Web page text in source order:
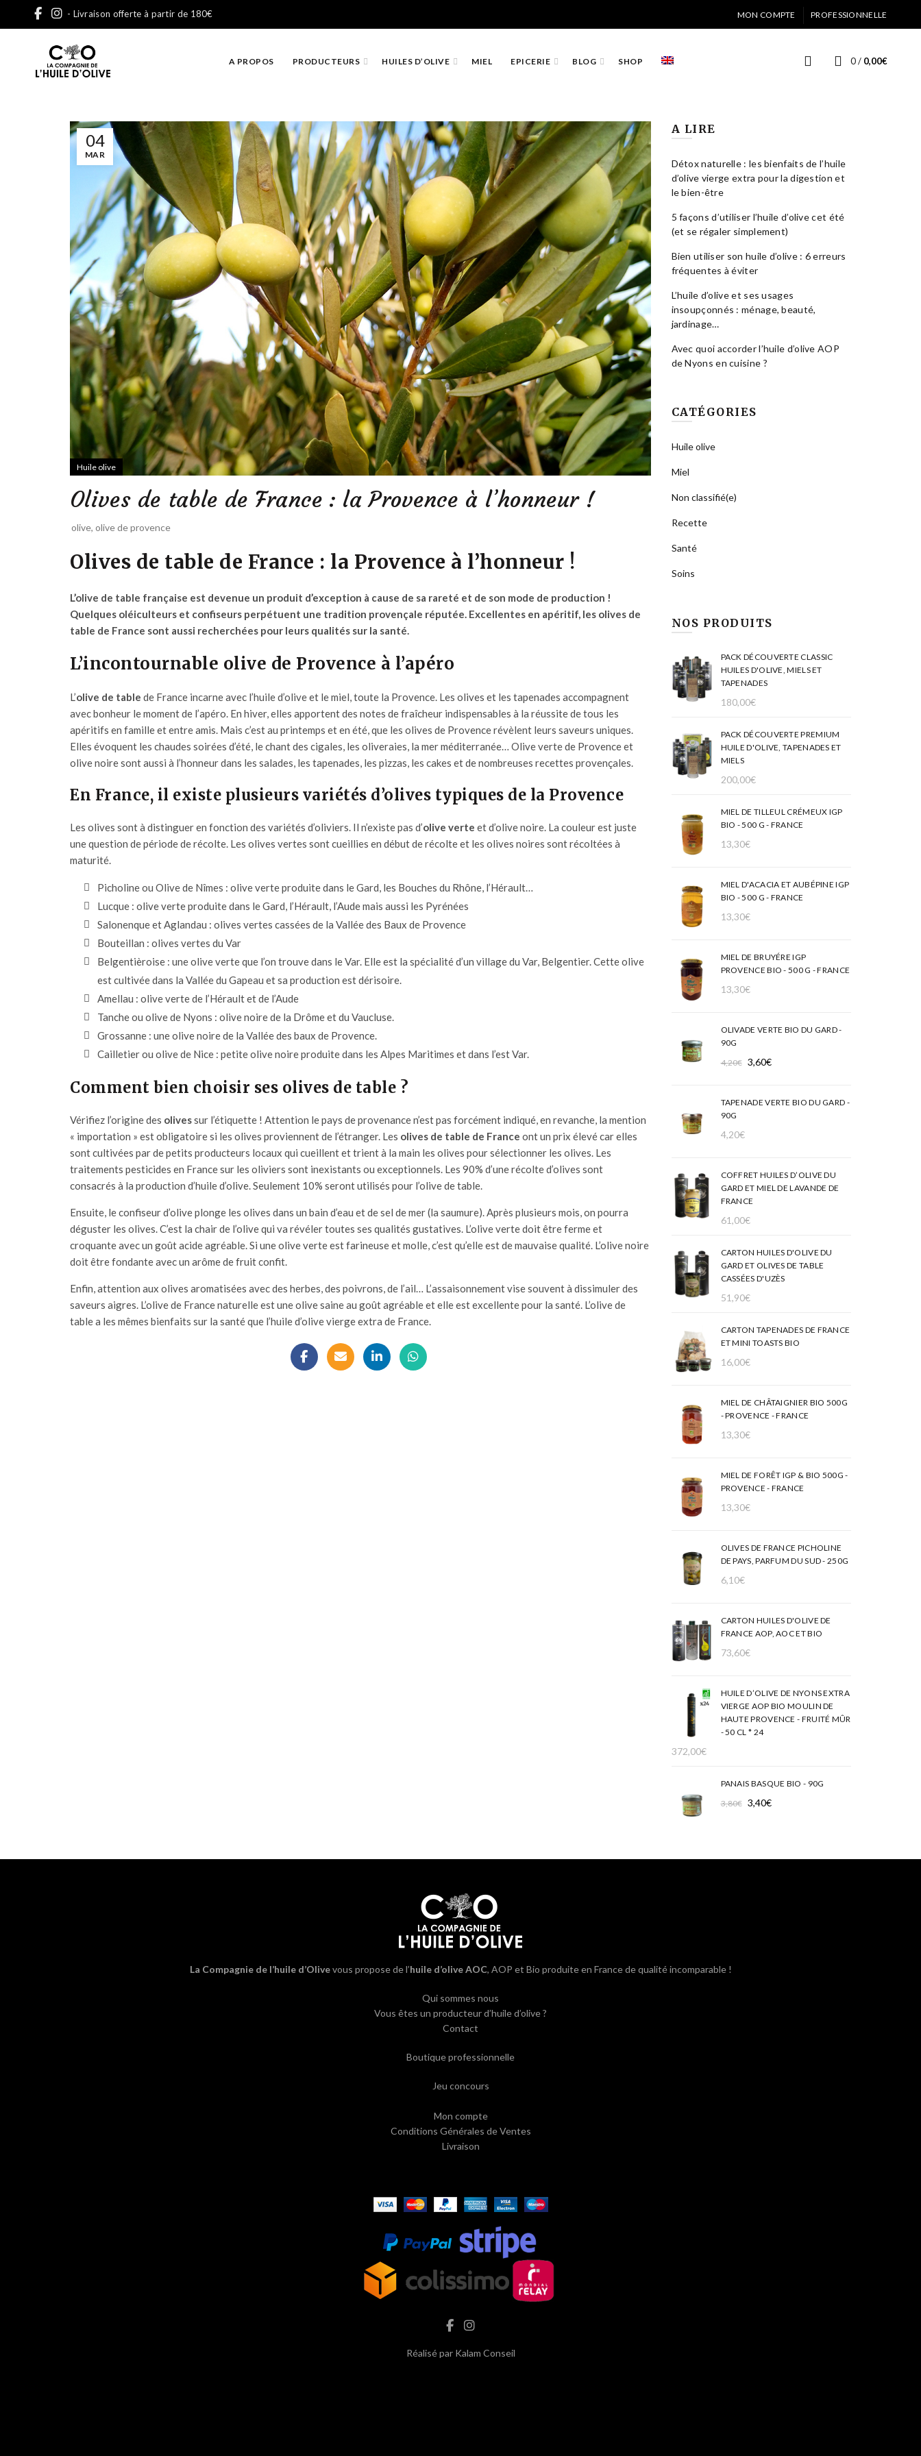
- Livraison offerte à partir de 180€ MON COMPTE PROFESSIONNELLE
A PROPOS PRODUCTEURS HUILES D’OLIVE MIEL EPICERIE BLOG SHOP 0 / 0,00€
04
MAR
Huile olive
Olives de table de France : la Provence à l’honneur !
olive, olive de provence
Olives de table de France : la Provence à l’honneur !
L’olive de table française est devenue un produit d’exception à cause de sa rareté et de son mode de production !
Quelques oléiculteurs et confiseurs perpétuent une tradition provençale réputée. Excellentes en apéritif, les olives de
table de France sont aussi recherchées pour leurs qualités sur la santé.
L’incontournable olive de Provence à l’apéro
L’olive de table de France incarne avec l’huile d’oliveet le miel, toute la Provence. Les olives et les tapenades accompagnent
avec bonheur le moment de l’apéro. En hiver, elles apportent des notes de fraîcheur indispensables à la réussite de tous les
apéritifs en famille et entre amis. Mais c’est au printemps et en été, que les olives de Provence révèlent leurs saveurs uniques.
Elles évoquent les chaudes soirées d’été, le chant des cigales, les oliveraies, la mer méditerranée… Olive vertede Provence et
olive noire sont aussi à l’honneur dans les salades, les tapenades, les pizzas, les cakes et de nombreuses recettes provençales.
En France, il existe plusieurs variétés d’olives typiques de la Provence
Les olives sont à distinguer en fonction des variétés d’oliviers. Il n’existe pas d’olive verte et d’olive noire. La couleur est juste
une question de période de récolte. Les olives vertes sont cueillies en début de récolte et les olives noires sont récoltées à
maturité.
Picholine ou Olive de Nîmes : olive verte produite dans le Gard, les Bouches du Rhône, l’Hérault…
Lucque : olive verte produite dans le Gard, l’Hérault, l’Aude mais aussi les Pyrénées
Salonenque et Aglandau : olives vertes cassées de la Vallée des Baux de Provence
Bouteillan : olives vertes du Var
Belgentièroise : une olive verte que l’on trouve dans le Var. Elle est la spécialité d’un village du Var, Belgentier. Cette olive
est cultivée dans la Vallée du Gapeau et sa production est dérisoire.
Amellau : olive verte de l’Hérault et de l’Aude
Tanche ou olive de Nyons : olive noire de la Drôme et du Vaucluse.
Grossanne : une olive noire de la Vallée des baux de Provence.
Cailletier ou olive de Nice : petite olive noire produite dans les Alpes Maritimes et dans l’est Var.
Comment bien choisir ses olives de table ?
Vérifiez l’origine des olivessur l’étiquette ! Attention le pays de provenance n’est pas forcément indiqué, en revanche, la mention
« importation » est obligatoire si les olives proviennent de l’étranger. Les olives de table de France ont un prix élevé car elles
sont cultivées par de petits producteurs locaux qui cueillent et trient à la main les olives pour sélectionner les olives. Les
traitements pesticides en France sur les oliviers sont inexistants ou exceptionnels. Les 90% d’une récolte d’olives sont
consacrés à la production d’huile d’olive. Seulement 10% seront utilisés pour l’olive de table.
Ensuite, le confiseur d’olive plonge les olives dans un bain d’eau et de sel de mer (la saumure). Après plusieurs mois, on pourra
déguster les olives. C’est la chair de l’olive qui va révéler toutes ses qualités gustatives. L’olive verte doit être ferme et
croquante avec un goût acide agréable. Si une olive verte est farineuse et molle, c’est qu’elle est de mauvaise qualité. L’olive noire
doit être fondante avec un arôme de fruit confit.
Enfin, attention aux olives aromatisées avec des herbes, des poivrons, de l’ail… L’assaisonnement vise souvent à dissimuler des
saveurs aigres. L’olive de France naturelle est une olive saine au goût agréable et elle est excellente pour la santé. L’olive de
table a les mêmes bienfaits sur la santé que l’huile d’olive vierge extra de France.
A LIRE
Détox naturelle : les bienfaits de l’huile
d’olive vierge extra pour la digestion et
le bien-être
5 façons d’utiliser l’huile d’olive cet été
(et se régaler simplement)
Bien utiliser son huile d’olive : 6 erreurs
fréquentes à éviter
L’huile d’olive et ses usages
insoupçonnés : ménage, beauté,
jardinage…
Avec quoi accorder l’huile d’olive AOP
de Nyons en cuisine ?
CATÉGORIES
Huile olive
Miel
Non classifié(e)
Recette
Santé
Soins
NOS PRODUITS
PACK DÉCOUVERTE CLASSIC
HUILES D'OLIVE, MIELS ET
TAPENADES
180,00€
PACK DÉCOUVERTE PREMIUM
HUILE D'OLIVE, TAPENADES ET
MIELS
200,00€
MIEL DE TILLEUL CRÉMEUX IGP
BIO - 500 G - FRANCE
13,30€
MIEL D'ACACIA ET AUBÉPINE IGP
BIO - 500 G - FRANCE
13,30€
MIEL DE BRUYÉRE IGP
PROVENCE BIO - 500 G - FRANCE
13,30€
OLIVADE VERTE BIO DU GARD -
90G
4,20€ Le
était :
3,60€
est :
TAPENADE VERTE BIO DU GARD -
90G
4,20€
COFFRET HUILES D’OLIVE DU
GARD ET MIEL DE LAVANDE DE
FRANCE
61,00€
CARTON HUILES D'OLIVE DU
GARD ET OLIVES DE TABLE
CASSÉES D'UZÈS
51,90€
CARTON TAPENADES DE FRANCE
ET MINI TOASTS BIO
16,00€
MIEL DE CHÂTAIGNIER BIO 500G
- PROVENCE - FRANCE
13,30€
MIEL DE FORÊT IGP & BIO 500G -
PROVENCE - FRANCE
13,30€
OLIVES DE FRANCE PICHOLINE
DE PAYS, PARFUM DU SUD - 250G
6,10€
CARTON HUILES D'OLIVE DE
FRANCE AOP, AOC ET BIO
73,60€
HUILE D’OLIVE DE NYONS EXTRA
VIERGE AOP BIO MOULIN DE
HAUTE PROVENCE - FRUITÉ MÛR
- 50 CL * 24
372,00€
PANAIS BASQUE BIO - 90G
3,80€ Le
3,80€.
3,40€
3,40€.
La Compagnie de l’huile d’Olivevous propose de l’huile d’olive AOC, AOP et Bio produite en France de qualité incomparable !
Qui sommes nous
Vous êtes un producteur d’huile d’olive ?
Contact
Boutique professionnelle
Jeu concours
Mon compte
Conditions Générales de Ventes
Livraison
Réalisé par Kalam Conseil